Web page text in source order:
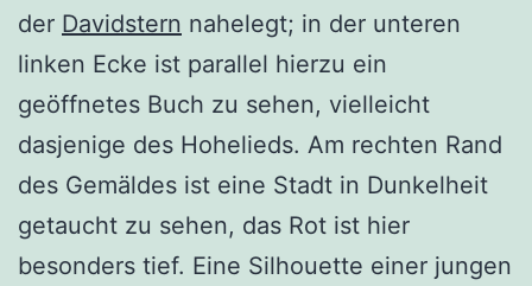
der Davidstern nahelegt; in der unteren
linken Ecke ist parallel hierzu ein
geöffnetes Buch zu sehen, vielleicht
dasjenige des Hohelieds. Am rechten Rand
des Gemäldes ist eine Stadt in Dunkelheit
getaucht zu sehen, das Rot ist hier
besonders tief. Eine Silhouette einer jungen